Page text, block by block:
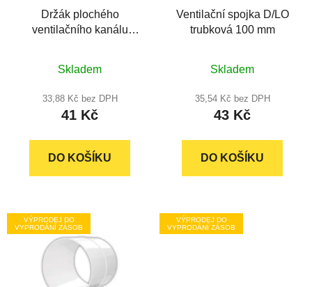
Držák plochého
ventilačního kanálu
hodnocení
produktu
je
z
Skladem
33,88 Kč bez DPH
41 Kč
DO KOŠÍKU
Ventilační spojka D/LO
trubková 100 mm
Skladem
35,54 Kč bez DPH
43 Kč
DO KOŠÍKU
VÝPRODEJ DO
VYPRODÁNÍ ZÁSOB
VÝPRODEJ DO
VYPRODÁNÍ ZÁSOB